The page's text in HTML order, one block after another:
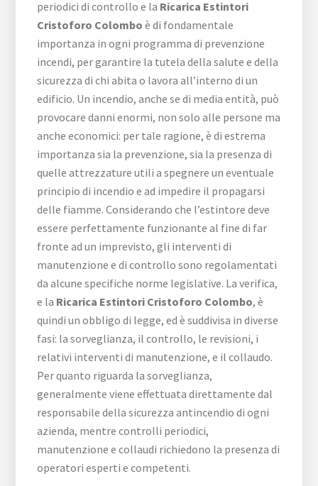
periodici di controllo e la Ricarica Estintori
Cristoforo Colombo è di fondamentale
importanza in ogni programma di prevenzione
incendi, per garantire la tutela della salute e della
sicurezza di chi abita o lavora all’interno di un
edificio. Un incendio, anche se di media entità, può
provocare danni enormi, non solo alle persone ma
anche economici: per tale ragione, è di estrema
importanza sia la prevenzione, sia la presenza di
quelle attrezzature utili a spegnere un eventuale
principio di incendio e ad impedire il propagarsi
delle fiamme. Considerando che l’estintore deve
essere perfettamente funzionante al fine di far
fronte ad un imprevisto, gli interventi di
manutenzione e di controllo sono regolamentati
da alcune specifiche norme legislative. La verifica,
e la Ricarica Estintori Cristoforo Colombo, è
quindi un obbligo di legge, ed è suddivisa in diverse
fasi: la sorveglianza, il controllo, le revisioni, i
relativi interventi di manutenzione, e il collaudo.
Per quanto riguarda la sorveglianza,
generalmente viene effettuata direttamente dal
responsabile della sicurezza antincendio di ogni
azienda, mentre controlli periodici,
manutenzione e collaudi richiedono la presenza di
operatori esperti e competenti.